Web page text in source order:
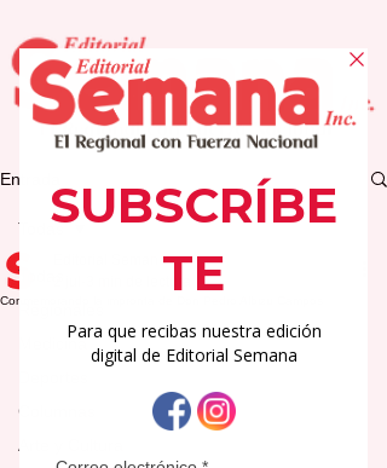
Entrada
Todas
Medicina
Columnas
Arte y Cultura
Todas
Conmemorando la impronta de Don Pedro Albizu Campos
Editorial Semana